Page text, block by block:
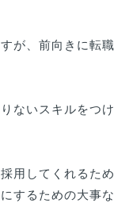
が、前向きに転
ないスキルをつ
用してくれるた
するための大事